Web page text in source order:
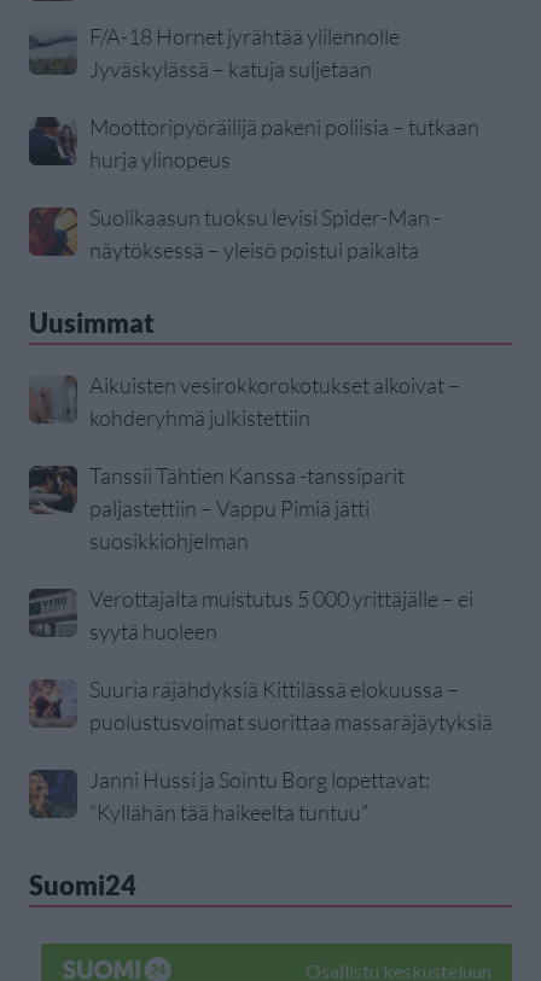
F/A-18 Hornet jyrähtää ylilennolle
Jyväskylässä – katuja suljetaan
Moottoripyöräilijä pakeni poliisia – tutkaan
hurja ylinopeus
Suolikaasun tuoksu levisi Spider-Man -
näytöksessä – yleisö poistui paikalta
Uusimmat
Aikuisten vesirokkorokotukset alkoivat –
kohderyhmä julkistettiin
Tanssii Tähtien Kanssa -tanssiparit
paljastettiin – Vappu Pimiä jätti
suosikkiohjelman
Verottajalta muistutus 5 000 yrittäjälle – ei
syytä huoleen
Suuria räjähdyksiä Kittilässä elokuussa –
puolustusvoimat suorittaa massaräjäytyksiä
Janni Hussi ja Sointu Borg lopettavat:
”Kyllähän tää haikeelta tuntuu”
Suomi24